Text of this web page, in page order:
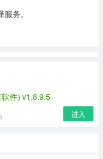
务。
件) v1.8.9.5
进入